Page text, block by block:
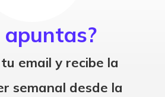
apuntas?
email y recibe la
semanal desde la